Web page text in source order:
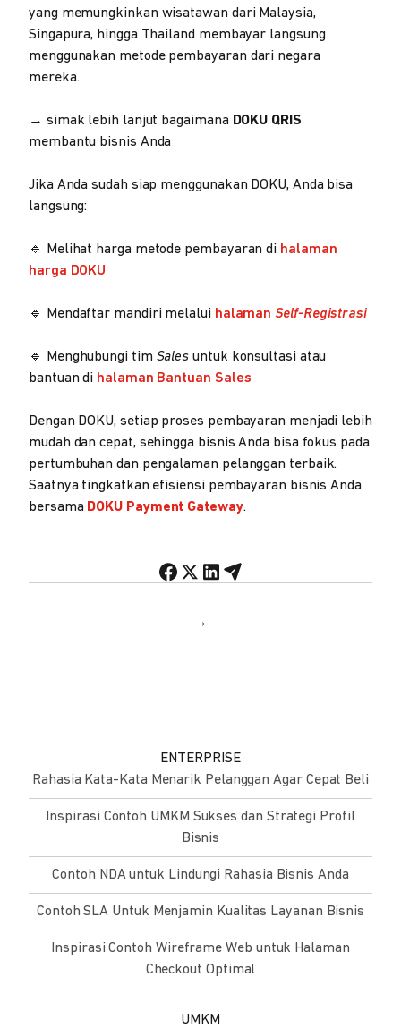
yang memungkinkan wisatawan dari Malaysia,
Singapura, hingga Thailand membayar langsung
menggunakan metode pembayaran dari negara
mereka.
→ simak lebih lanjut bagaimana DOKU QRIS
membantu bisnis Anda
Jika Anda sudah siap menggunakan DOKU, Anda bisa
langsung:
🔹 Melihat harga metode pembayaran di halaman
harga DOKU
🔹 Mendaftar mandiri melalui halamanSelf-Registrasi
🔹 Menghubungi tim Sales untuk konsultasi atau
bantuan di halaman Bantuan Sales
Dengan DOKU, setiap proses pembayaran menjadi lebih
mudah dan cepat, sehingga bisnis Anda bisa fokus pada
pertumbuhan dan pengalaman pelanggan terbaik.
Saatnya tingkatkan efisiensi pembayaran bisnis Anda
bersama DOKU Payment Gateway.
→
ENTERPRISE
Rahasia Kata-Kata Menarik Pelanggan Agar Cepat Beli
Inspirasi Contoh UMKM Sukses dan Strategi Profil
Bisnis
Contoh NDA untuk Lindungi Rahasia Bisnis Anda
Contoh SLA Untuk Menjamin Kualitas Layanan Bisnis
Inspirasi Contoh Wireframe Web untuk Halaman
Checkout Optimal
UMKM